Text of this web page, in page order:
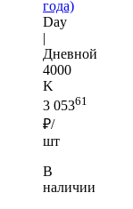
года)
Day
|
Дневной
4000
K
3 05361
₽/
шт
В
наличии